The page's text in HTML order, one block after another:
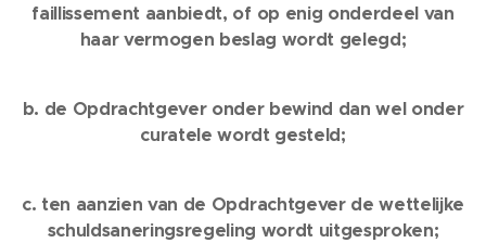
faillissement aanbiedt, of op enig onderdeel van
haar vermogen beslag wordt gelegd;
b. de Opdrachtgever onder bewind dan wel onder
curatele wordt gesteld;
c. ten aanzien van de Opdrachtgever de wettelijke
schuldsaneringsregeling wordt uitgesproken;